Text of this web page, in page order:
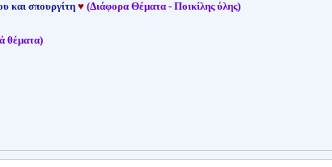
και σπουργίτη ♥ (Διάφορα Θέματα - Ποικίλης ύλης)
θέματα)